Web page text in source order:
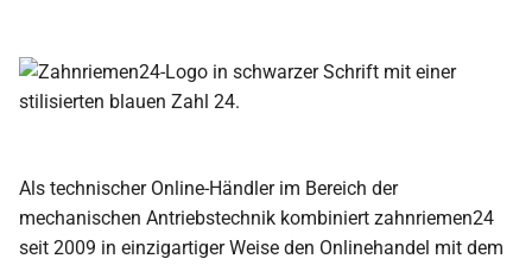
Als technischer Online-Händler im Bereich der
mechanischen Antriebstechnik kombiniert zahnriemen24
seit 2009 in einzigartiger Weise den Onlinehandel mit dem